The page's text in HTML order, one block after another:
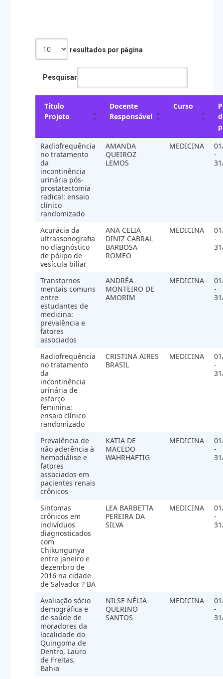
resultados por página
Pesquisar
Título
Projeto
Docente
Responsável
Curso
Radiofrequência
no tratamento
da
incontinência
urinária pós-
prostatectomia
radical: ensaio
clínico
randomizado
AMANDA
QUEIROZ
LEMOS
MEDICINA
-
Acurácia da
ultrassonografia
no diagnóstico
de pólipo de
vesícula biliar
ANA CELIA
DINIZ CABRAL
BARBOSA
ROMEO
MEDICINA
-
Transtornos
mentais comuns
entre
estudantes de
medicina:
prevalência e
fatores
associados
ANDRÉA
MONTEIRO DE
AMORIM
MEDICINA
-
Radiofrequência
no tratamento
da
incontinência
urinária de
esforço
feminina:
ensaio clínico
randomizado
CRISTINA AIRES
BRASIL
MEDICINA
-
Prevalência de
não aderência à
hemodiálise e
fatores
associados em
pacientes renais
crônicos
KATIA DE
MACEDO
WAHRHAFTIG
MEDICINA
-
Sintomas
crônicos em
indivíduos
diagnosticados
com
Chikungunya
entre janeiro e
dezembro de
2016 na cidade
de Salvador ? BA
LEA BARBETTA
PEREIRA DA
SILVA
MEDICINA
-
Avaliação sócio
demográfica e
de saúde de
moradores da
localidade do
Quingoma de
Dentro, Lauro
de Freitas,
Bahia
NILSE NÉLIA
QUERINO
SANTOS
MEDICINA
-